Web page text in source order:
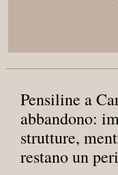
Pensiline a
abbandono:
strutture,
restano un